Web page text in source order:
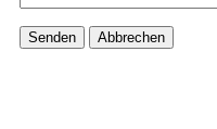
Senden Abbrechen